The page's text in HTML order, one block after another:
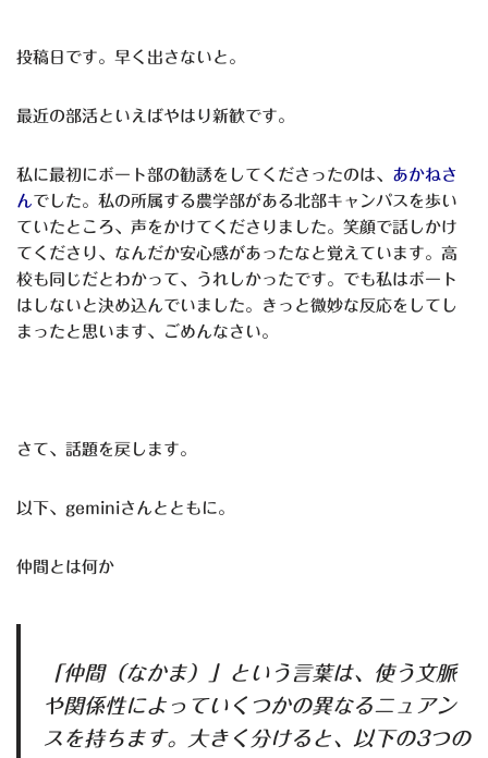
投稿日です。早く出さないと。
最近の部活といえばやはり新歓です。
私に最初にボート部の勧誘をしてくださったのは、 あかねさ
んでした。私の所属する農学部がある北部キャンパスを歩い
ていたところ、声をかけてくださりました。笑顔で話しかけ
てくださり、なんだか安心感があったなと覚えています。高
校も同じだとわかって、うれしかったです。でも私はボート
はしないと決め込んでいました。きっと微妙な反応をしてし
まったと思います、ごめんなさい。
さて、話題を戻します。
以下、geminiさんとともに。
仲間とは何か
「仲間（なかま）」という言葉は、使う文脈
や関係性によっていくつかの異なるニュアン
スを持ちます。大きく分けると、以下の3つの